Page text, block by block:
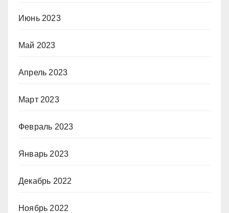
Июнь 2023
Май 2023
Апрель 2023
Март 2023
Февраль 2023
Январь 2023
Декабрь 2022
Ноябрь 2022